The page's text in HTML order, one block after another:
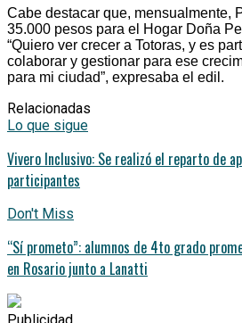
Cabe destacar que, mensualmente,
35.000 pesos para el Hogar Doña
“Quiero ver crecer a Totoras, y es
colaborar y gestionar para ese
para mi ciudad”, expresaba el edil.
Relacionadas
Lo que sigue
Vivero Inclusivo: Se realizó el reparto de
participantes
Don't Miss
“Sí prometo”: alumnos de 4to grado
en Rosario junto a Lanatti